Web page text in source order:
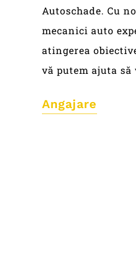
Autoschade. Cu
mecanici auto
atingerea
vă putem ajuta să
Angajare